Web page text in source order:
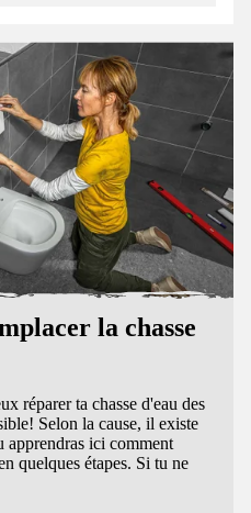
la chasse
réparer ta chasse d'eau des
Selon la cause, il existe
apprendras ici comment
quelques étapes. Si tu ne